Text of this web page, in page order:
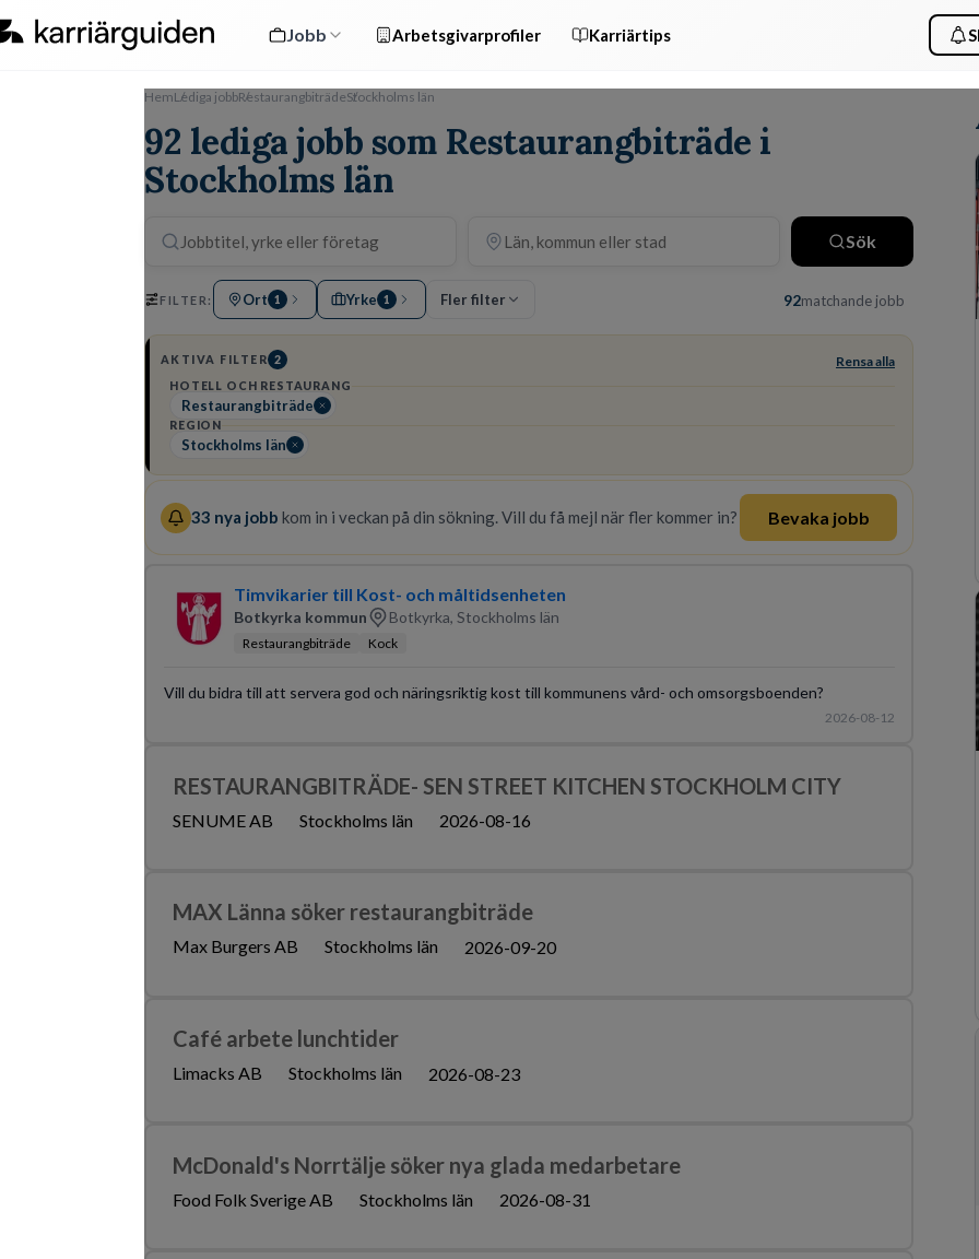
Jobb Arbetsgivarprofiler Karriärtips
HemLediga jobbRestaurangbiträdeStockholms län
92 lediga jobb som Restaurangbiträde i
Stockholms län
Sök
FILTER: Ort 1 Yrke 1 Fler filter 92matchande jobb
AKTIVA FILTER 2 Rensa alla
HOTELL OCH RESTAURANG
Restaurangbiträde
REGION
Stockholms län
33 nya jobb kom in i veckan på din sökning. Vill du få mejl när fler kommer in? Bevaka jobb
Timvikarier till Kost- och måltidsenheten
Botkyrka kommun Botkyrka, Stockholms län
Restaurangbiträde Kock
Vill du bidra till att servera god och näringsriktig kost till kommunens vård- och omsorgsboenden?
2026-08-12
RESTAURANGBITRÄDE- SEN STREET KITCHEN STOCKHOLM CITY
SENUME AB Stockholms län 2026-08-16
MAX Länna söker restaurangbiträde
Max Burgers AB Stockholms län 2026-09-20
Café arbete lunchtider
Limacks AB Stockholms län 2026-08-23
McDonald's Norrtälje söker nya glada medarbetare
Food Folk Sverige AB Stockholms län 2026-08-31